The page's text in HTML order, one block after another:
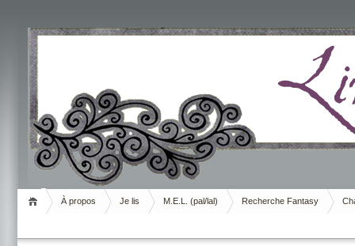
Livrement
À propos Je lis M.E.L. (pal/lal) Recherche Fantasy